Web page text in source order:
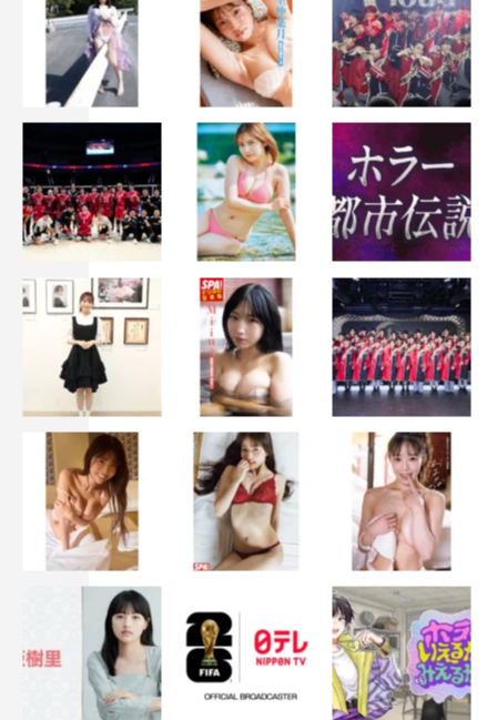
公式Instagram：ladykaga_movie
©映画「レディ加賀」製作委員会
中村静香 奈月セナ
小芝風花 小野木里奈 松田るか
水島麻理奈